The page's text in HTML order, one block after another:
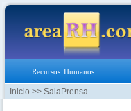
Recursos Humanos
Inicio >> SalaPrensa